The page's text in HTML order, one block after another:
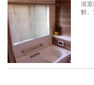
浴
鮮